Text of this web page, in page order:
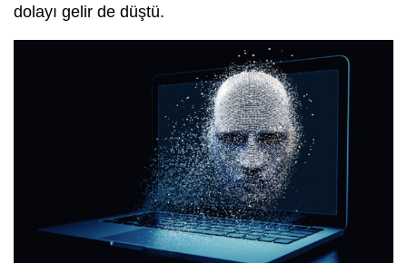
dolayı gelir de düştü.